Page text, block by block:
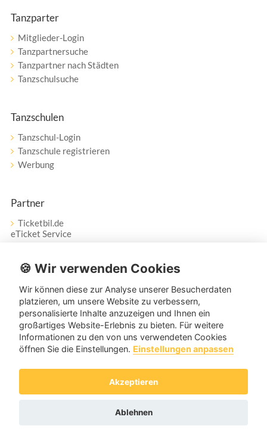
Tanzparter
Mitglieder-Login
Tanzpartnersuche
Tanzpartner nach Städten
Tanzschulsuche
Tanzschulen
Tanzschul-Login
Tanzschule registrieren
Werbung
Partner
Ticketbil.de
eTicket Service
Vertrag widerrufen
Service
Unser Tanzpartner-Service hilft Ihnen bei Fragen und
Anregungen gerne weiter!
🍪 Wir verwenden Cookies
Wir können diese zur Analyse unserer Besucherdaten
platzieren, um unsere Website zu verbessern,
personalisierte Inhalte anzuzeigen und Ihnen ein
großartiges Website-Erlebnis zu bieten. Für weitere
Informationen zu den von uns verwendeten Cookies
öffnen Sie die Einstellungen. Einstellungen anpassen
Akzeptieren
Ablehnen